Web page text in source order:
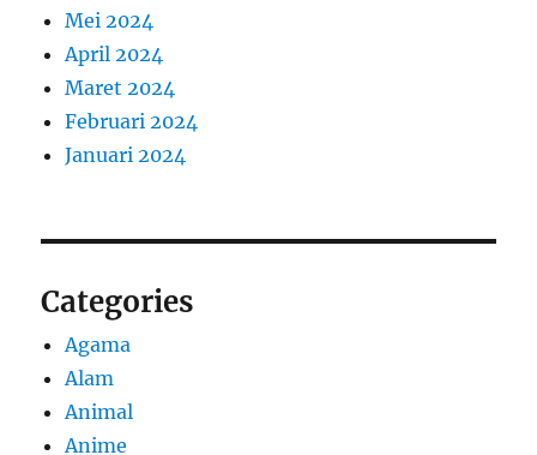
Mei 2024
April 2024
Maret 2024
Februari 2024
Januari 2024
Categories
Agama
Alam
Animal
Anime